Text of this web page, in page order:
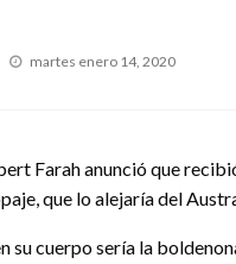
Publicado
martes enero 14, 2020
Farah anunció que
que lo alejaría del
su cuerpo sería la